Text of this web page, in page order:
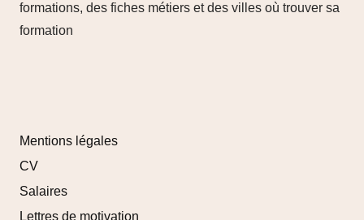
formations, des fiches métiers et des villes où trouver sa
formation
Mentions légales
CV
Salaires
Lettres de motivation